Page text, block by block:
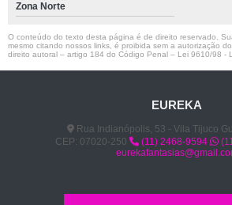
Zona Norte
O conteúdo do texto desta página é de direito reservado.
mesmo citando nossos links, é proibida sem a autorização
direito autoral – artigo 184 do Código Penal – Lei 9610/98 -
EUREKA
Rua Indianópolis, 53 - Vila Tijuco
CEP: 07020-250
(11) 2468-9594